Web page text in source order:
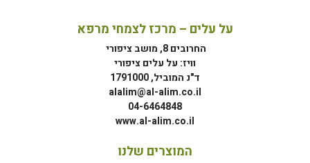
על עלים – מרכז לצמחי מרפא
החרובים 8, מושב ציפורי
וויז: על עלים ציפורי
ד"נ המוביל, 1791000
alalim@al-alim.co.il
04-6464848
www.al-alim.co.il
המוצרים שלנו